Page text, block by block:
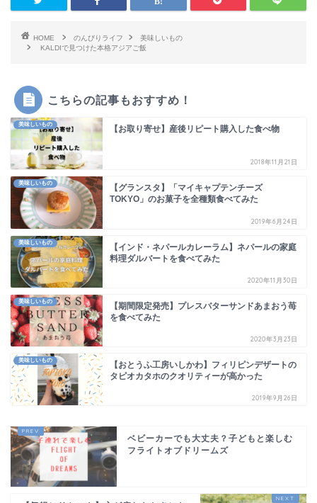
HOME のんびりライフ
美味しいもの
KALDIで見つけた本格アジアご飯
こちらの記事もおすすめ！
美味しいもの 【お取り寄せ】産後リピート購入した食べ物
2018年11月21日
美味しいもの
【グランスタ】「マイキャプテンチーズ
TOKYO」のお菓子を全種類食べてみた
2019年6月24日
美味しいもの
【インド・ネパールカレーラム】ネパールの家庭
料理ダルバートを食べてみた
2020年11月30日
美味しいもの
【期間限定発売】プレスバターサンドあまおう苺
を食べてみた
2020年3月23日
美味しいもの
【おとうふ工房いしかわ】フィリピンデザートの
タピオカタホのクオリティーが高かった
2019年9月26日
ベビーカーでも大丈夫？子どもと楽しむ
フライトオブドリームズ